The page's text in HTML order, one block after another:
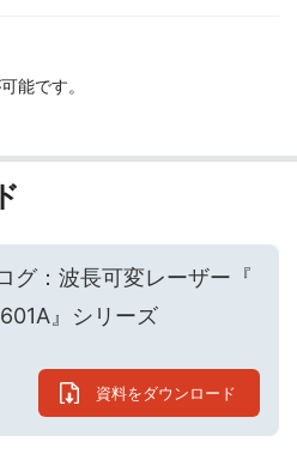
能です。
グ：波長可変レーザー『
』シリーズ
資料をダウンロード